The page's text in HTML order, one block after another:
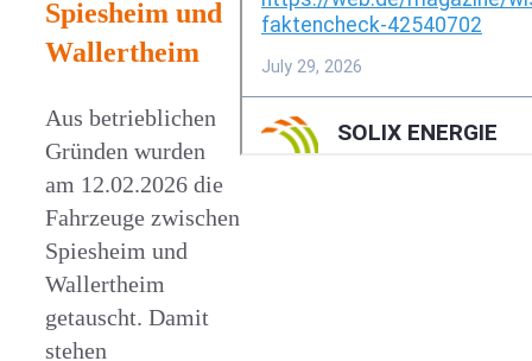
Spiesheim und
Wallertheim
Aus betrieblichen
Gründen wurden
am 12.02.2026 die
Fahrzeuge zwischen
Spiesheim und
Wallertheim
getauscht. Damit
stehen